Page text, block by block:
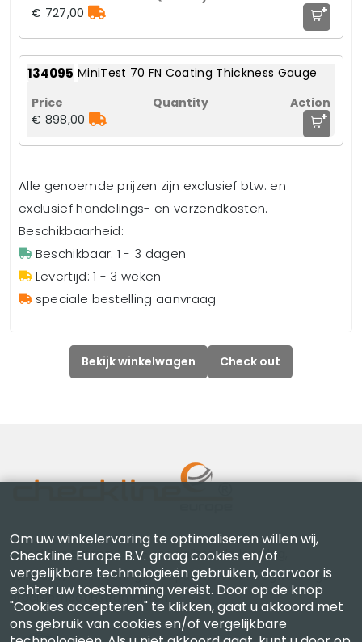
€ 727,00 +
134095 MiniTest 70 FN Coating Thickness Gauge
€ 898,00 +
Alle genoemde prijzen zijn exclusief btw. en
exclusief handelings- en verzendkosten.
Beschikbaarheid:
Beschikbaar: 1 - 3 dagen
Levertijd: 1 - 3 weken
speciale bestelling aanvraag
Bekijk winkelwagen Check out
Checkline Europe B.V. — specialisten in levering,
kalibratie, certificering en reparatie van hoogwaardige
precisiemeetinstrumenten.
Om uw winkelervaring te optimaliseren willen wij,
Checkline Europe B.V. graag cookies en/of
vergelijkbare technologieën gebruiken, daarvoor is
echter uw toestemming vereist. Door op de knop
"Cookies accepteren" te klikken, gaat u akkoord met
ons gebruik van cookies en/of vergelijkbare